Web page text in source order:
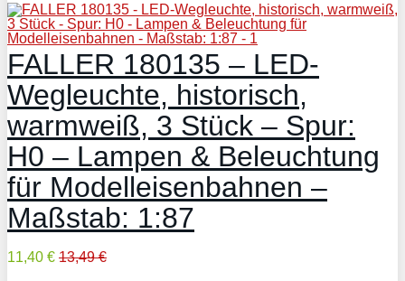
FALLER 180135 – LED-
Wegleuchte, historisch,
warmweiß, 3 Stück – Spur:
H0 – Lampen & Beleuchtung
für Modelleisenbahnen –
Maßstab: 1:87
11,40 € 13,49 €